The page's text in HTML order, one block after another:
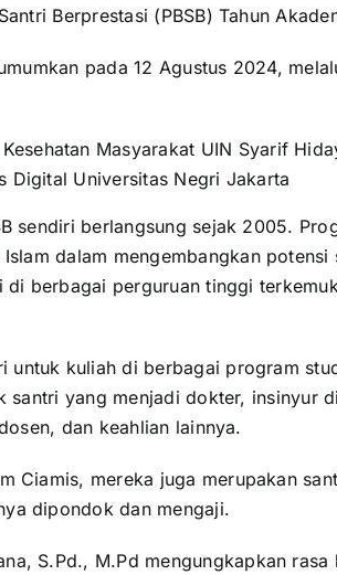
Berprestasi (PBSB) Tahun
pada 12 Agustus 2024,
Masyarakat UIN Syarif
Digital Universitas Negri Jakarta
sendiri berlangsung sejak 2005.
dalam mengembangkan potensi
berbagai perguruan tinggi
untuk kuliah di berbagai program
santri yang menjadi dokter, insinyur
dan keahlian lainnya.
Ciamis, mereka juga merupakan
dipondok dan mengaji.
S.Pd., M.Pd mengungkapkan rasa